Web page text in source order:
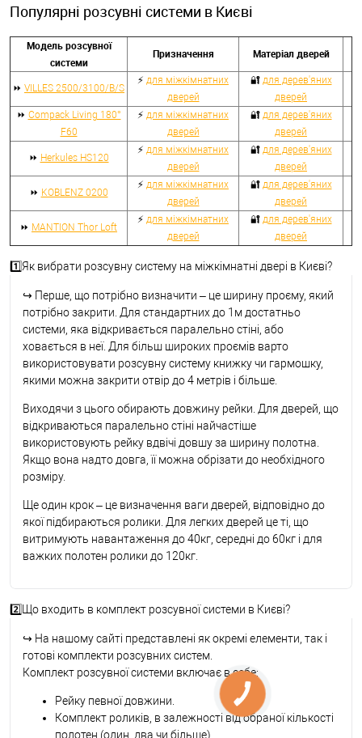
Популярні розсувні системи в Києві
Модель розсувної
системи
Призначення Матеріал дверей
⏩ VILLES 2500/3100/B/S
⚡ для міжкімнатних
дверей
🔐 для дерев'яних
дверей
⏩ Compack Living 180°
F60
⚡ для міжкімнатних
дверей
🔐 для дерев'яних
дверей
⏩ Herkules HS120
⚡ для міжкімнатних
дверей
🔐 для дерев'яних
дверей
⏩ KOBLENZ 0200
⚡ для міжкімнатних
дверей
🔐 для дерев'яних
дверей
⏩ MANTION Thor Loft
⚡ для міжкімнатних
дверей
🔐 для дерев'яних
дверей
1️⃣Як вибрати розсувну систему на міжкімнатні двері в Києві?
↪ Перше, що потрібно визначити – це ширину проєму, який
потрібно закрити. Для стандартних до 1м достатньо
системи, яка відкривається паралельно стіні, або
ховається в неї. Для більш широких проємів варто
використовувати розсувну систему книжку чи гармошку,
якими можна закрити отвір до 4 метрів і більше.
Виходячи з цього обирають довжину рейки. Для дверей, що
відкриваються паралельно стіні найчастіше
використовують рейку вдвічі довшу за ширину полотна.
Якщо вона надто довга, її можна обрізати до необхідного
розміру.
Ще один крок – це визначення ваги дверей, відповідно до
якої підбираються ролики. Для легких дверей це ті, що
витримують навантаження до 40кг, середні до 60кг і для
важких полотен ролики до 120кг.
2️⃣Що входить в комплект розсувної системи в Києві?
↪ На нашому сайті представлені як окремі елементи, так і
готові комплекти розсувних систем.
Комплект розсувної системи включає в себе:
Рейку певної довжини.
Комплект роликів, в залежності від обраної кількості
полотен (один, два чи більше).